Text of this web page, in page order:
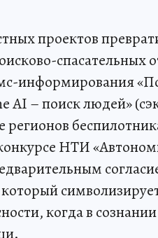
проектов
спасательных
информирования
AI – поиск людей»
регионов
НТИ
когда в